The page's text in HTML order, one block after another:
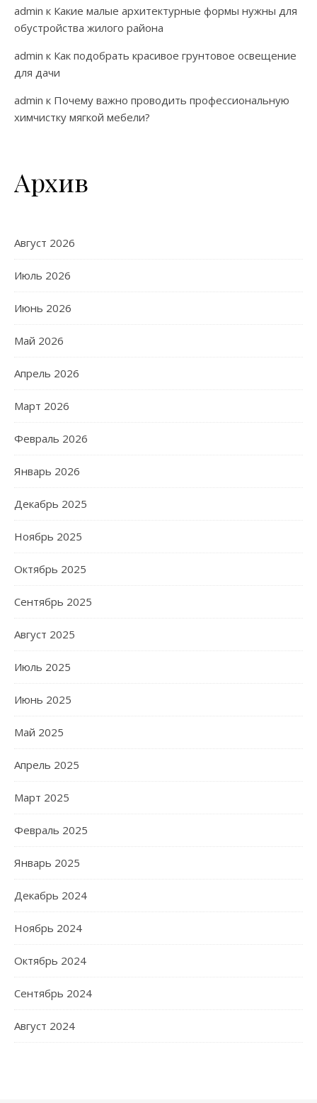
admin к Какие малые архитектурные формы нужны для
обустройства жилого района
admin к Как подобрать красивое грунтовое освещение
для дачи
admin к Почему важно проводить профессиональную
химчистку мягкой мебели?
Архив
Август 2026
Июль 2026
Июнь 2026
Май 2026
Апрель 2026
Март 2026
Февраль 2026
Январь 2026
Декабрь 2025
Ноябрь 2025
Октябрь 2025
Сентябрь 2025
Август 2025
Июль 2025
Июнь 2025
Май 2025
Апрель 2025
Март 2025
Февраль 2025
Январь 2025
Декабрь 2024
Ноябрь 2024
Октябрь 2024
Сентябрь 2024
Август 2024